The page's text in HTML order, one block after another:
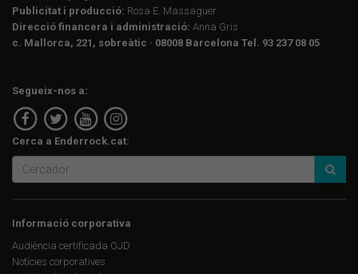
Publicitat i producció: Rosa E. Massaguer
Direcció financera i administració: Anna Gris
c. Mallorca, 221, sobreàtic · 08008 Barcelona Tel. 93 237 08 05
Segueix-nos a:
Cerca a Enderrock.cat:
Informació corporativa
Audiència certificada OJD
Notícies corporatives